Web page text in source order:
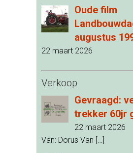
Oude film
augustus
22 maart 2026
Verkoop
Gevraagd:
trekker 60jr
22 maart 2026
Van: Dorus Van […]